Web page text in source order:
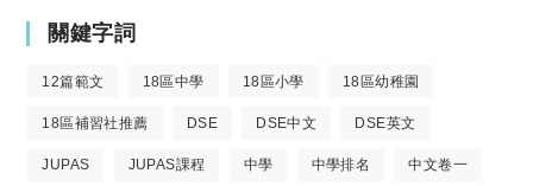
關鍵字詞
12篇範文 18區中學 18區小學 18區幼稚園
18區補習社推薦 DSE DSE中文 DSE英文
JUPAS JUPAS課程 中學 中學排名 中文卷一